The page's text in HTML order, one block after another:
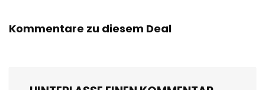
Kommentare zu diesem Deal